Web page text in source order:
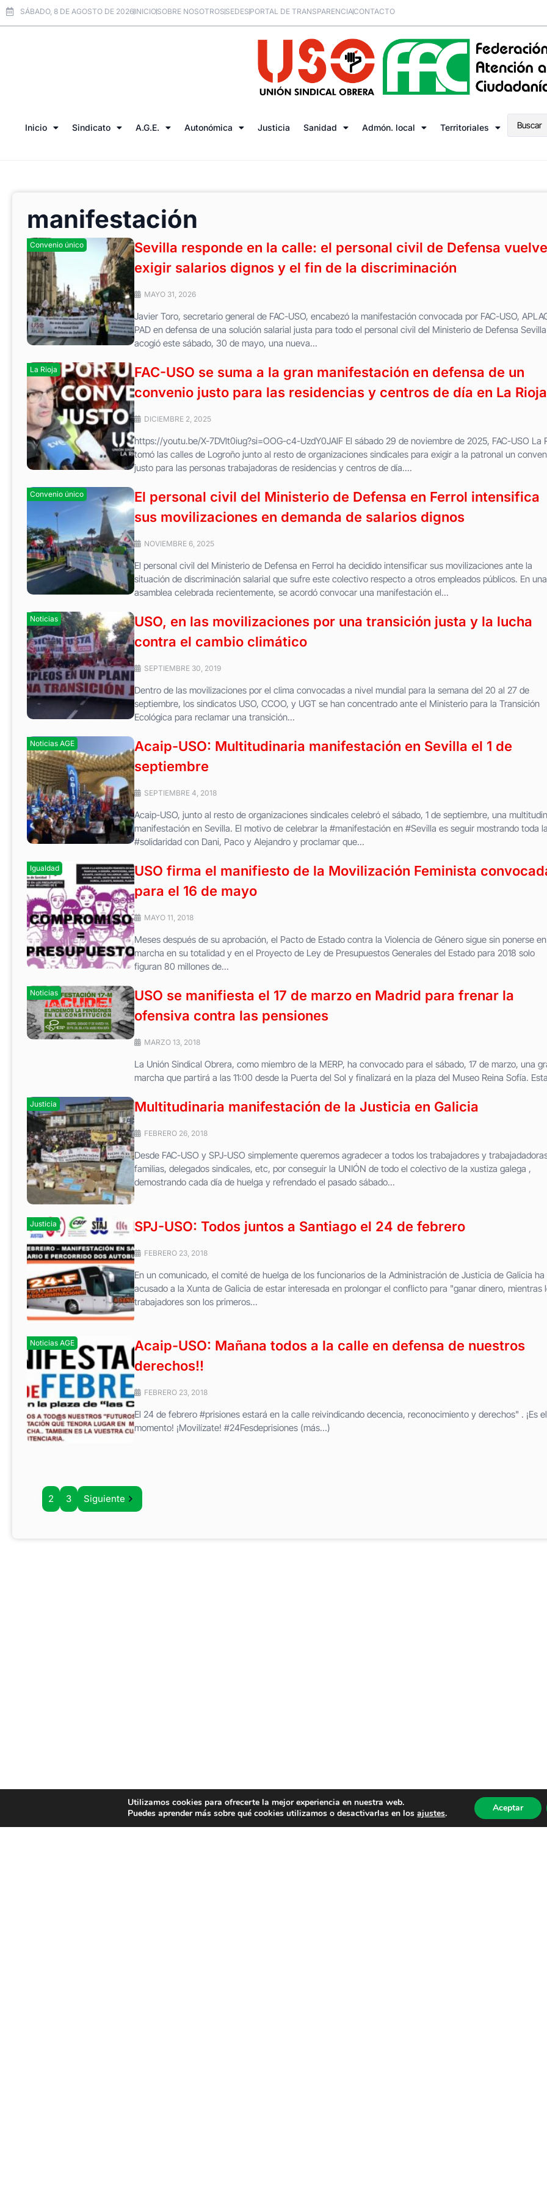
SÁBADO, 8 DE AGOSTO DE 2026INICIOSOBRE NOSOTROSSEDESPORTAL DE TRANSPARENCIACONTACTO
Inicio Sindicato A.G.E. Autonómica Justicia Sanidad Admón. local Territoriales
manifestación
Convenio único
Sevilla responde en la calle: el personal civil de Defensa
exigir salarios dignos y el fin de la discriminación
MAYO 31, 2026
Javier Toro, secretario general de FAC-USO, encabezó la manifestación convocada por FAC-USO,
PAD en defensa de una solución salarial justa para todo el personal civil del Ministerio de Defensa Sevilla
acogió este sábado, 30 de mayo, una nueva...
La Rioja
FAC-USO se suma a la gran manifestación en defensa de un
convenio justo para las residencias y centros de día en La Rioja
DICIEMBRE 2, 2025
https://youtu.be/X-7DVlt0iug?si=OOG-c4-UzdY0JAlF El sábado 29 de noviembre de 2025, FAC-USO La
tomó las calles de Logroño junto al resto de organizaciones sindicales para exigir a la patronal un
justo para las personas trabajadoras de residencias y centros de día....
Convenio único
El personal civil del Ministerio de Defensa en Ferrol intensifica
sus movilizaciones en demanda de salarios dignos
NOVIEMBRE 6, 2025
El personal civil del Ministerio de Defensa en Ferrol ha decidido intensificar sus movilizaciones ante la
situación de discriminación salarial que sufre este colectivo respecto a otros empleados públicos. En una
asamblea celebrada recientemente, se acordó convocar una manifestación el...
Noticias
USO, en las movilizaciones por una transición justa y la lucha
contra el cambio climático
SEPTIEMBRE 30, 2019
Dentro de las movilizaciones por el clima convocadas a nivel mundial para la semana del 20 al 27 de
septiembre, los sindicatos USO, CCOO, y UGT se han concentrado ante el Ministerio para la Transición
Ecológica para reclamar una transición...
Noticias AGE
Acaip-USO: Multitudinaria manifestación en Sevilla el 1 de
septiembre
SEPTIEMBRE 4, 2018
Acaip-USO, junto al resto de organizaciones sindicales celebró el sábado, 1 de septiembre, una
manifestación en Sevilla. El motivo de celebrar la #manifestación en #Sevilla es seguir mostrando toda la
#solidaridad con Dani, Paco y Alejandro y proclamar que...
Igualdad
USO firma el manifiesto de la Movilización Feminista
para el 16 de mayo
MAYO 11, 2018
Meses después de su aprobación, el Pacto de Estado contra la Violencia de Género sigue sin ponerse en
marcha en su totalidad y en el Proyecto de Ley de Presupuestos Generales del Estado para 2018 solo
figuran 80 millones de...
Noticias
USO se manifiesta el 17 de marzo en Madrid para frenar la
ofensiva contra las pensiones
MARZO 13, 2018
La Unión Sindical Obrera, como miembro de la MERP, ha convocado para el sábado, 17 de marzo, una
marcha que partirá a las 11:00 desde la Puerta del Sol y finalizará en la plaza del Museo Reina Sofía.
Justicia Multitudinaria manifestación de la Justicia en Galicia
FEBRERO 26, 2018
Desde FAC-USO y SPJ-USO simplemente queremos agradecer a todos los trabajadores y
familias, delegados sindicales, etc, por conseguir la UNIÓN de todo el colectivo de la xustiza galega ,
demostrando cada día de huelga y refrendado el pasado sábado...
Justicia SPJ-USO: Todos juntos a Santiago el 24 de febrero
FEBRERO 23, 2018
En un comunicado, el comité de huelga de los funcionarios de la Administración de Justicia de Galicia ha
acusado a la Xunta de Galicia de estar interesada en prolongar el conflicto para "ganar dinero, mientras
trabajadores son los primeros...
Noticias AGE
Acaip-USO: Mañana todos a la calle en defensa de nuestros
derechos!!
FEBRERO 23, 2018
El 24 de febrero #prisiones estará en la calle reivindicando decencia, reconocimiento y derechos" . ¡Es el
momento! ¡Movilízate! #24Fesdeprisiones (más…)
2 3 Siguiente
Utilizamos cookies para ofrecerte la mejor experiencia en nuestra web.
Puedes aprender más sobre qué cookies utilizamos o desactivarlas en losajustes. Aceptar